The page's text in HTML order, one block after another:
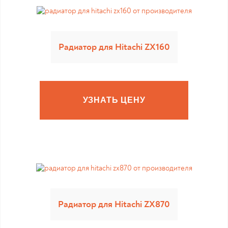
Радиатор для Hitachi ZX160
УЗНАТЬ ЦЕНУ
Радиатор для Hitachi ZX870